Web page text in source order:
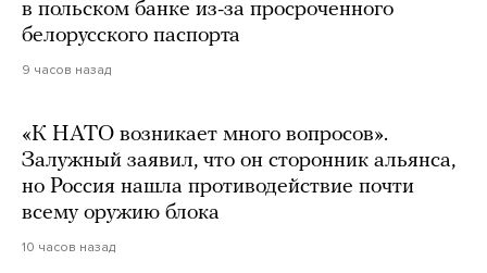
в польском банке из-за просроченного
белорусского паспорта
9 часов назад
«К НАТО возникает много вопросов».
Залужный заявил, что он сторонник альянса,
но Россия нашла противодействие почти
всему оружию блока
10 часов назад